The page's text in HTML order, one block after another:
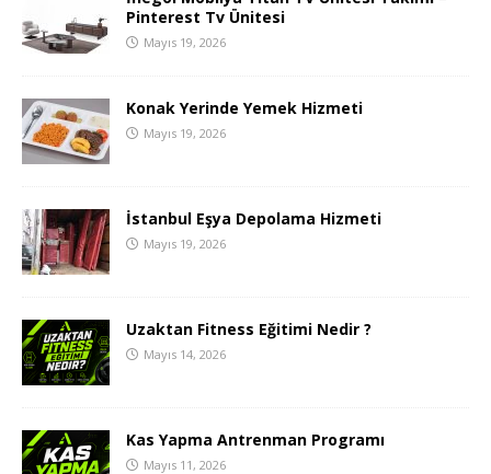
Pinterest Tv Ünitesi
Mayıs 19, 2026
Konak Yerinde Yemek Hizmeti
Mayıs 19, 2026
İstanbul Eşya Depolama Hizmeti
Mayıs 19, 2026
Uzaktan Fitness Eğitimi Nedir ?
Mayıs 14, 2026
Kas Yapma Antrenman Programı
Mayıs 11, 2026